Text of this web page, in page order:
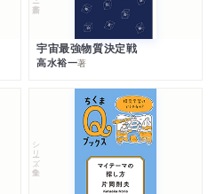
宇宙最強物質決定戦
高水裕一著
シリーズ・全集